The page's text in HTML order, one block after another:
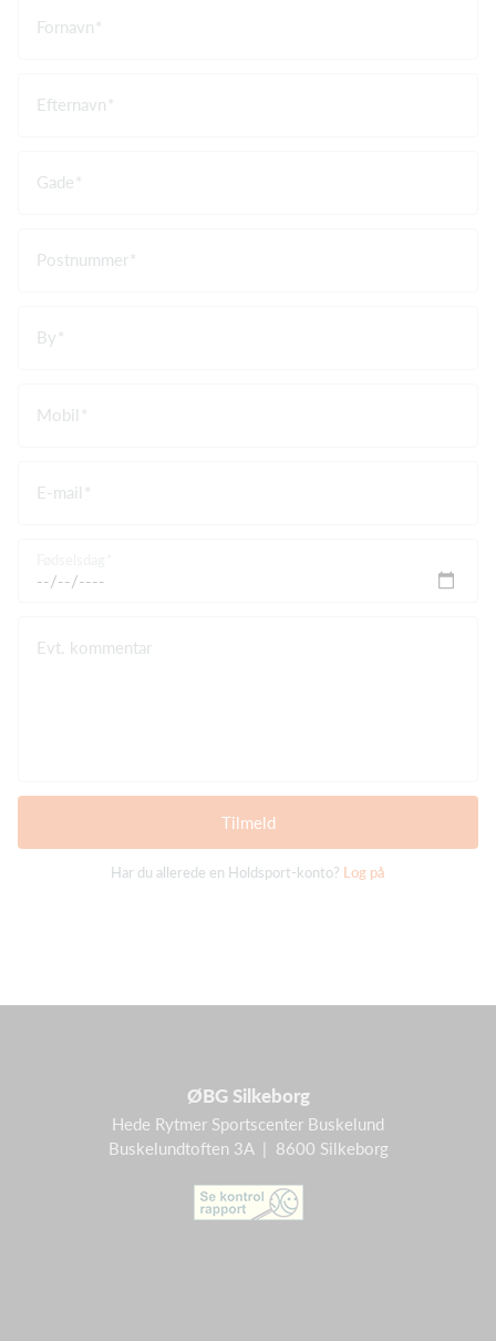
Fornavn
Efternavn
Gade
Postnummer
By
Mobil
E-mail
Evt. kommentar
Tilmeld
Har du allerede en Holdsport-konto? Log på
ØBG Silkeborg
Hede Rytmer Sportscenter Buskelund
Buskelundtoften 3A | 8600 Silkeborg